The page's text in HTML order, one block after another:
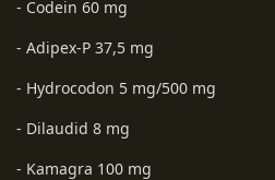
- Codein 60 mg
- Adipex-P 37,5 mg
- Hydrocodon 5 mg/500 mg
- Dilaudid 8 mg
- Kamagra 100 mg